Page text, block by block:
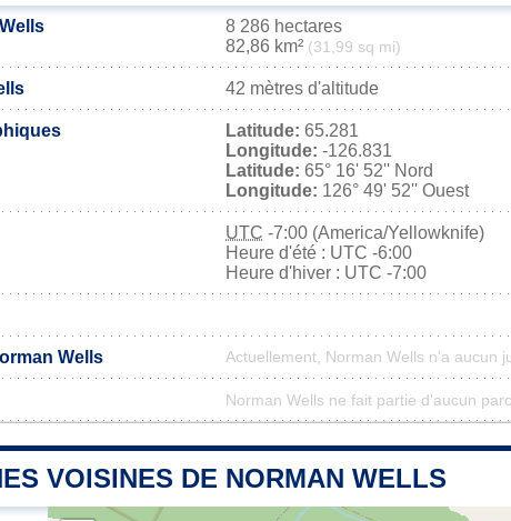
8 286 hectares
82,86 km² (31,99 sq mi)
42 mètres d'altitude
Latitude: 65.281
Longitude: -126.831
Latitude: 65° 16' 52'' Nord
Longitude: 126° 49' 52'' Ouest
UTC -7:00 (America/Yellowknife)
Heure d'été : UTC -6:00
Heure d'hiver : UTC -7:00
Wells Actuellement, Norman Wells n'a aucun
Norman Wells ne fait partie d'aucun
VOISINES DE NORMAN WELLS